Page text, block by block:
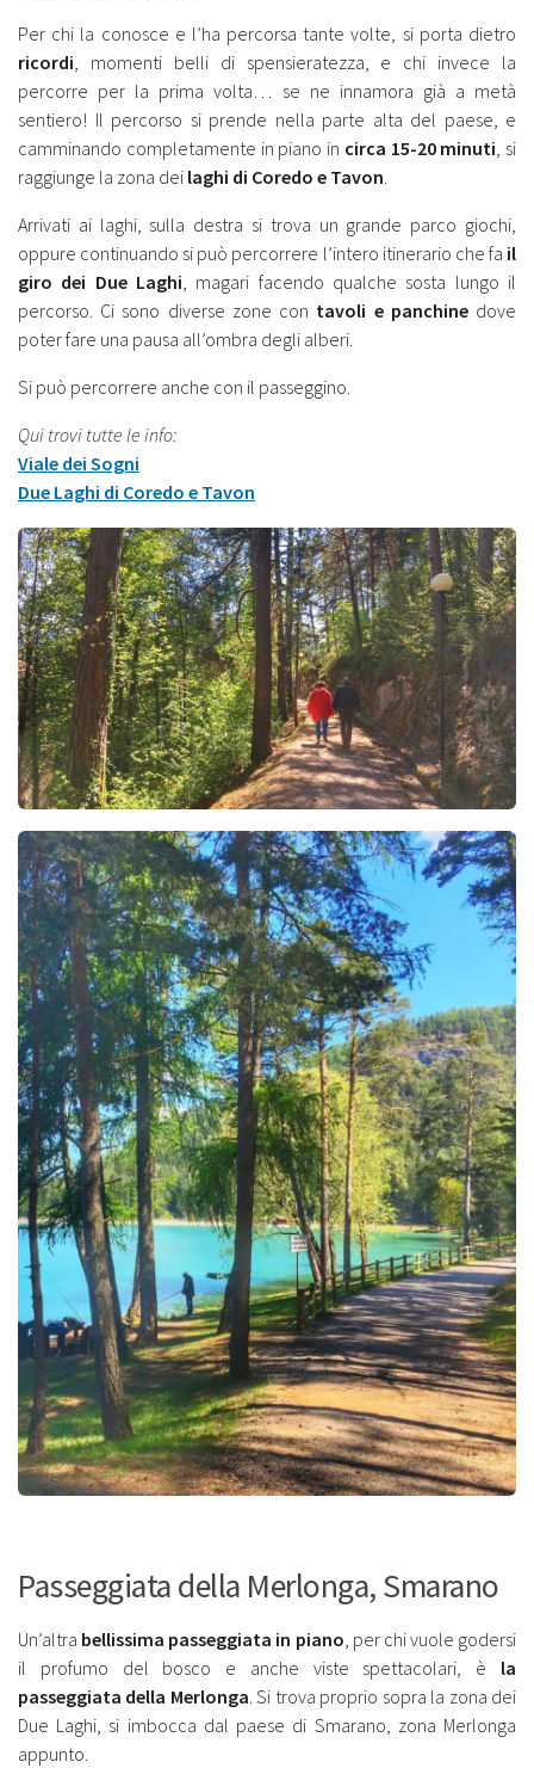
Per chi la conosce e l’ha percorsa tante volte, si porta dietro
ricordi, momenti belli di spensieratezza, e chi invece la
percorre per la prima volta… se ne innamora già a metà
sentiero! Il percorso si prende nella parte alta del paese, e
camminando completamente in piano in circa 15-20 minuti, si
raggiunge la zona dei laghi di Coredo e Tavon.
Arrivati ai laghi, sulla destra si trova un grande parco giochi,
oppure continuando si può percorrere l’intero itinerario che fa il
giro dei Due Laghi, magari facendo qualche sosta lungo il
percorso. Ci sono diverse zone con tavoli e panchinedove
poter fare una pausa all’ombra degli alberi.
Si può percorrere anche con il passeggino.
Qui trovi tutte le info:
Viale dei Sogni
Due Laghi di Coredo e Tavon
Passeggiata della Merlonga, Smarano
Un’altra bellissima passeggiata in piano, per chi vuole godersi
il profumo del bosco e anche viste spettacolari, è la
passeggiata della Merlonga. Si trova proprio sopra la zona dei
Due Laghi, si imbocca dal paese di Smarano, zona Merlonga
appunto.